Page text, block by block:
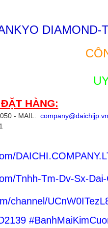
DIAMOND-
HÀNG:
- MAIL: company@daichijp.vn
Tnhh-Tm-Dv-Sx-
channel/
#